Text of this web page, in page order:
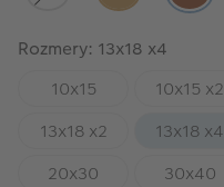
Rozmery: 13x18 x4
10x15
10x15 x2
13x18 x2
13x18 x4
20x30
30x40